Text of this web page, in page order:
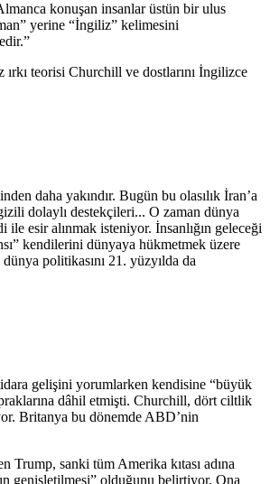
konuşan insanlar üstün bir ulus
yerine “İngiliz” kelimesini
teorisi Churchill ve dostlarını İngilizce
daha yakındır. Bugün bu olasılık İran’a
dolaylı destekçileri... O zaman dünya
esir alınmak isteniyor. İnsanlığın geleceği
kendilerini dünyaya hükmetmek üzere
politikasını 21. yüzyılda da
gelişini yorumlarken kendisine “büyük
dâhil etmişti. Churchill, dört ciltlik
Britanya bu dönemde ABD’nin
Trump, sanki tüm Amerika kıtası adına
genişletilmesi” olduğunu belirtiyor. Ona